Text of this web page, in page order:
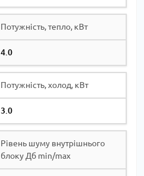
Потужність, тепло, кВт
4.0
Потужність, холод, кВт
3.0
Рівень шуму внутрішнього
блоку Дб min/max